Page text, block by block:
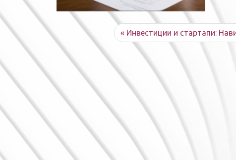
Инвестиции и стартапи: